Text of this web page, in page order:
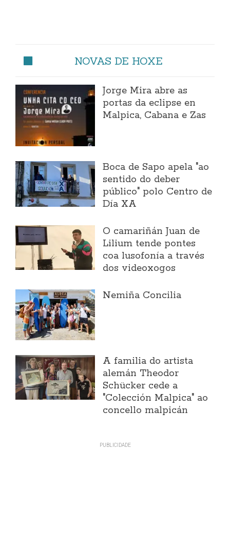
NOVAS DE HOXE
Jorge Mira abre as
portas da eclipse en
Malpica, Cabana e Zas
Boca de Sapo apela "ao
sentido do deber
público" polo Centro de
Día XA
O camariñán Juan de
Lilium tende pontes
coa lusofonía a través
dos videoxogos
Nemiña Concilia
A familia do artista
alemán Theodor
Schücker cede a
"Colección Malpica" ao
concello malpicán